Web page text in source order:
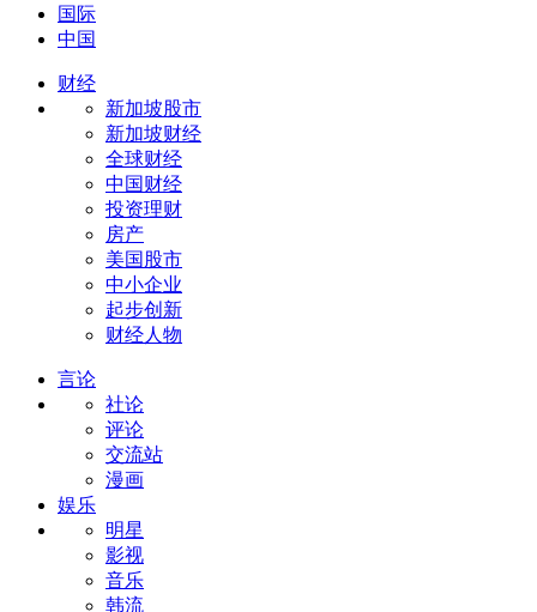
国际
中国
财经
新加坡股市
新加坡财经
全球财经
中国财经
投资理财
房产
美国股市
中小企业
起步创新
财经人物
言论
社论
评论
交流站
漫画
娱乐
明星
影视
音乐
韩流